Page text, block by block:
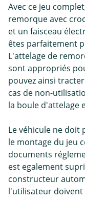
Avec ce jeu
remorque avec
et un faisceau
êtes parfaitement
L'attelage de
sont appropriés
pouvez ainsi
cas de non-
la boule d'attelage
Le véhicule ne doit
le montage du jeu
documents
est egalement
constructeur
l'utilisateur